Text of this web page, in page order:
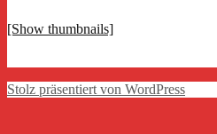
[Show thumbnails]
Stolz präsentiert von WordPress